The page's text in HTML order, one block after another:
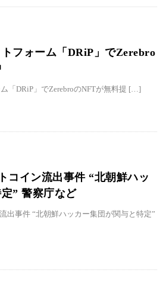
フォーム「DRiP」でZerebro
「DRiP」でZerebroのNFTが無料提 […]
コイン流出事件 “北朝鮮ハッ
” 警察庁など
出事件 “北朝鮮ハッカー集団が関与と特定”